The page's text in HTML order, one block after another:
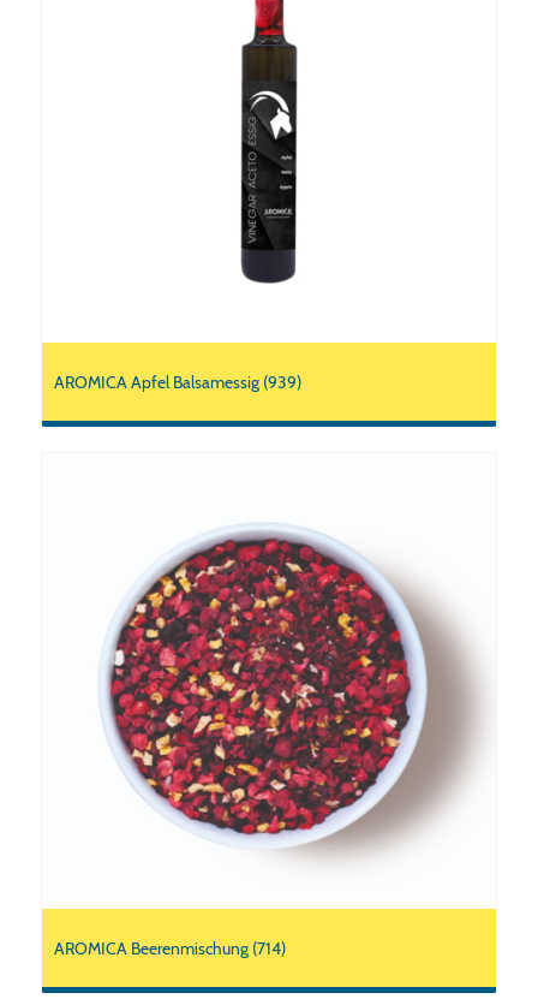
AROMICA Apfel Balsamessig (939)
AROMICA Beerenmischung (714)